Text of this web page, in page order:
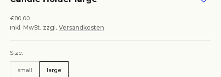
Angebot
€80,00
inkl. MwSt. zzgl. Versandkosten
Size:
small large